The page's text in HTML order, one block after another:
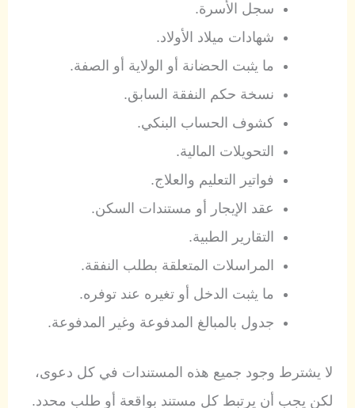
سجل الأسرة.
شهادات ميلاد الأولاد.
ما يثبت الحضانة أو الولاية أو الصفة.
نسخة حكم النفقة السابق.
كشوف الحساب البنكي.
التحويلات المالية.
فواتير التعليم والعلاج.
عقد الإيجار أو مستندات السكن.
التقارير الطبية.
المراسلات المتعلقة بطلب النفقة.
ما يثبت الدخل أو تغيره عند توفره.
جدول بالمبالغ المدفوعة وغير المدفوعة.
لا يشترط وجود جميع هذه المستندات في كل دعوى،
لكن يجب أن يرتبط كل مستند بواقعة أو طلب محدد.